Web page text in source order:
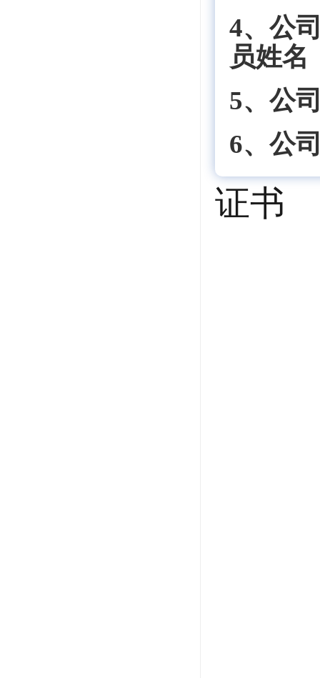
4、公
员姓名
5、公
6、公
证书